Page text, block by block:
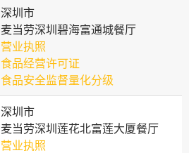
深圳市
麦当劳深圳碧海富通城餐厅
营业执照
食品经营许可证
食品安全监督量化分级
深圳市
麦当劳深圳莲花北富莲大厦餐厅
营业执照